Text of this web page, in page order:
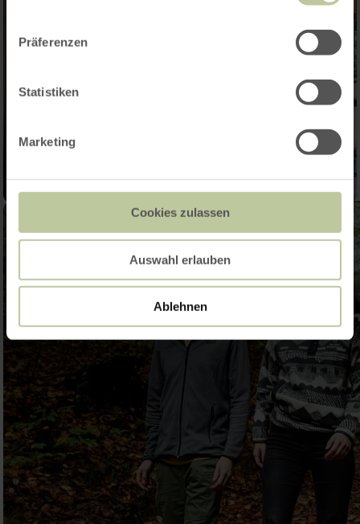
Präferenzen
Statistiken
Marketing
Cookies zulassen
Auswahl erlauben
Ablehnen